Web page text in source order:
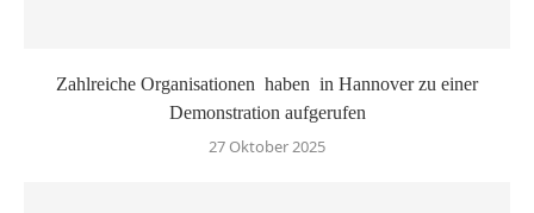
Zahlreiche Organisationen haben in Hannover zu einer
Demonstration aufgerufen
27 Oktober 2025